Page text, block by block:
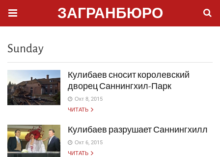
ЗАГРАНБЮРО
Sunday
Кулибаев сносит королевский
дворец Саннингхил-Парк
Окт 8, 2015
ЧИТАТЬ
Кулибаев разрушает Саннингхилл
Окт 6, 2015
ЧИТАТЬ